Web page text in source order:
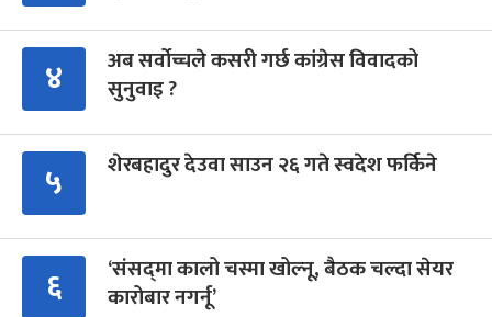
४
अब सर्वोच्चले कसरी गर्छ कांग्रेस विवादको
सुनुवाइ ?
५ शेरबहादुर देउवा साउन २६ गते स्वदेश फर्किने
६
‘संसद्‍मा कालो चस्मा खोल्नू, बैठक चल्दा सेयर
कारोबार नगर्नू’